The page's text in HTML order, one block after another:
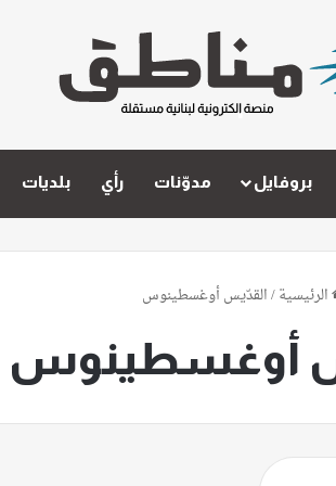
بروفايل مدوّنات رأي بلديات
الرئيسية/القدّيس أوغسطينوس
أوغسطينوس